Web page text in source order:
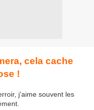
cela cache
!
j’aime souvent les